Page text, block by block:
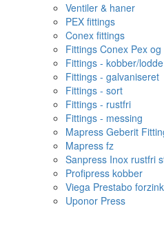
Ventiler & haner
PEX fittings
Conex fittings
Fittings Conex Pex
Fittings - kobber/lodde
Fittings - galvaniseret
Fittings - sort
Fittings - rustfri
Fittings - messing
Mapress Geberit
Mapress fz
Sanpress Inox rustfri
Profipress kobber
Viega Prestabo
Uponor Press